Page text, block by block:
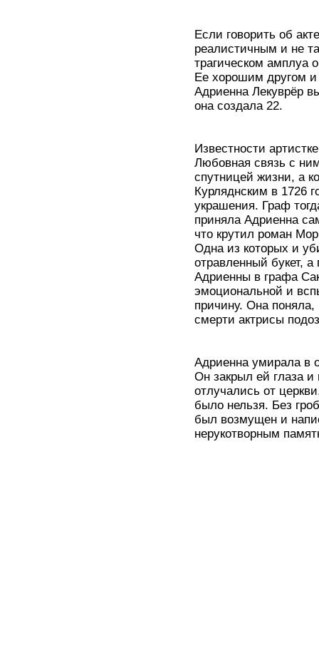
Если говорить об
реалистичным и не
трагическом амплуа
Ее хорошим другом
Адриенна Лекуврёр
она создала 22.
Известности
Любовная связь с
спутницей жизни, а
Курляднским в 1726
украшения. Граф
приняла Адриенна
что крутил роман
Одна из которых и
отравленный букет,
Адриенны в графа
эмоциональной и
причину. Она
смерти актрисы
Адриенна умирала в
Он закрыл ей глаза и
отлучались от
было нельзя. Без
был возмущен и
нерукотворным